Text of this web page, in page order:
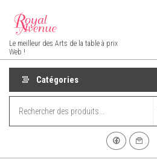
contenu
Royal Avenue
Le meilleur des Arts de la table à prix
Web !
Catégories